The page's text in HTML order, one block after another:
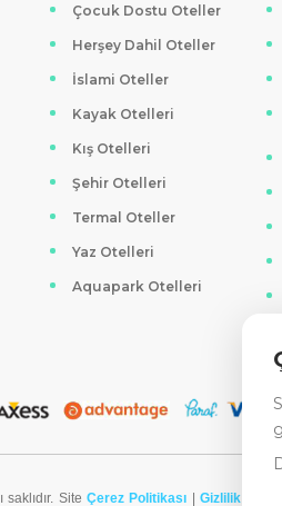
Çocuk Dostu Oteller
Herşey Dahil Oteller
İslami Oteller
Kayak Otelleri
Kış Otelleri
Şehir Otelleri
Termal Oteller
Yaz Otelleri
Aquapark Otelleri
SiteÇerez Politikası |Gizlilik